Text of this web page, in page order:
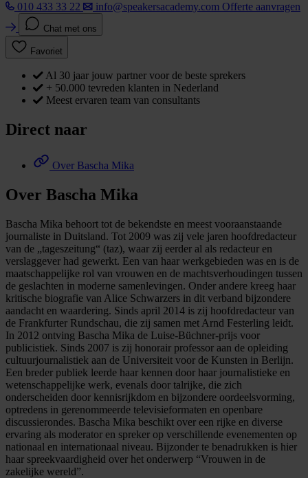
010 433 33 22 info@speakersacademy.com Offerte aanvragen
Chat met ons
Favoriet
Al 30 jaar jouw partner voor de beste sprekers
+ 50.000 tevreden klanten in Nederland
Meest ervaren team van consultants
Direct naar
Over Bascha Mika
Over Bascha Mika
Bascha Mika behoort tot de bekendste en meest vooraanstaande
journaliste in Duitsland. Tot 2009 was zij vele jaren hoofdredacteur
van de „tageszeitung“ (taz), waar zij eerder al als redacteur en
verslaggever had gewerkt. Een van haar werkgebieden was en is de
maatschappelijke rol van vrouwen en de machtsverhoudingen tussen
de geslachten in moderne samenlevingen. Onder andere kreeg haar
kritische biografie van Alice Schwarzers in dit verband bijzondere
aandacht en waardering. Sinds april 2014 is zij hoofdredacteur van
de Frankfurter Rundschau, die zij samen met Arnd Festerling leidt.
In 2012 ontving Bascha Mika de Luise-Büchner-prijs voor
publicistiek. Sinds 2007 is zij honorair professor aan de opleiding
cultuurjournalistiek aan de Universiteit voor de Kunsten in Berlijn.
Een breder publiek leerde haar kennen door haar journalistieke en
wetenschappelijke werk, evenals door talrijke, die zich
onderscheiden door kennisrijkdom en bijzondere oordeelsvorming,
optredens in gerenommeerde televisieformaten en openbare
discussierondes. Bascha Mika beschikt over een rijke en diverse
ervaring als moderator en spreker op verschillende evenementen op
nationaal en internationaal niveau. Bijzonder te benadrukken is hier
haar spreekvaardigheid over het onderwerp “Vrouwen in de
zakelijke wereld”.